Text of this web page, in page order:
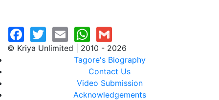
© Kriya Unlimited | 2010 - 2026
Tagore's Biography
Contact Us
Video Submission
Acknowledgements